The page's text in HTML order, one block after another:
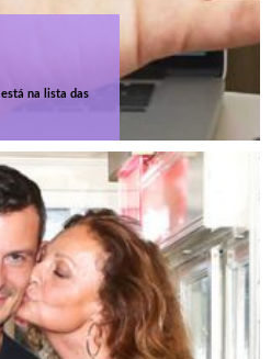
na lista das